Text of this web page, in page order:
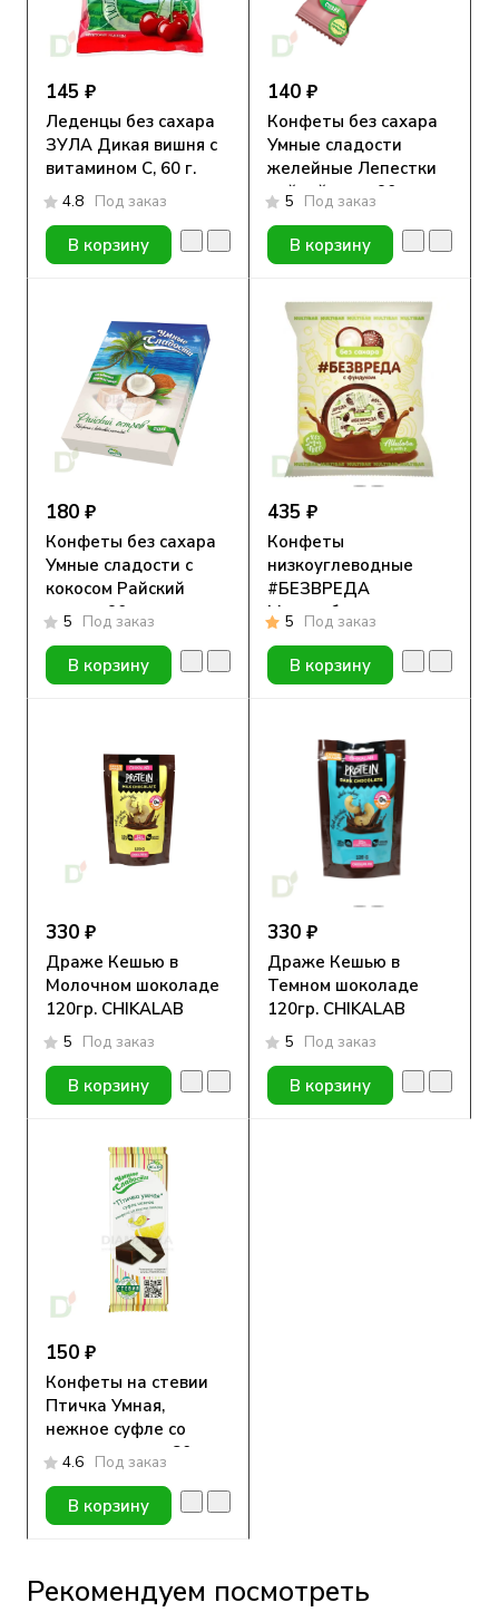
145 ₽
Леденцы без сахара
ЗУЛА Дикая вишня с
витамином С, 60 г.
4.8 Под заказ
В корзину
140 ₽
Конфеты без сахара
Умные сладости
желейные Лепестки
чайной розы 90гр.
5 Под заказ
В корзину
180 ₽
Конфеты без сахара
Умные сладости с
кокосом Райский
остров 90гр.
5 Под заказ
В корзину
435 ₽
Конфеты
низкоуглеводные
#БЕЗВРЕДА
Мультибар с
фундуком 250гр
5 Под заказ
В корзину
330 ₽
Драже Кешью в
Молочном шоколаде
120гр. CHIKALAB
5 Под заказ
В корзину
330 ₽
Драже Кешью в
Темном шоколаде
120гр. CHIKALAB
5 Под заказ
В корзину
150 ₽
Конфеты на стевии
Птичка Умная,
нежное суфле со
вкусом лимона 80гр
4.6 Под заказ
В корзину
Рекомендуем посмотреть